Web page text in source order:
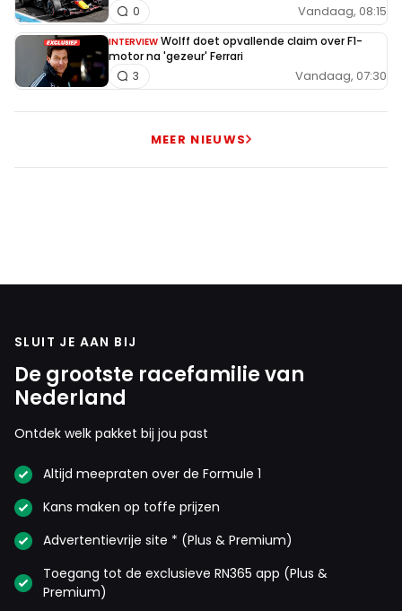
Vandaag, 08:15
0
INTERVIEW Wolff doet opvallende claim over F1-
motor na 'gezeur' Ferrari
Vandaag, 07:30
3
MEER NIEUWS
SLUIT JE AAN BIJ
De grootste racefamilie van
Nederland
Ontdek welk pakket bij jou past
Altijd meepraten over de Formule 1
Kans maken op toffe prijzen
Advertentievrije site * (Plus & Premium)
Toegang tot de exclusieve RN365 app (Plus &
Premium)